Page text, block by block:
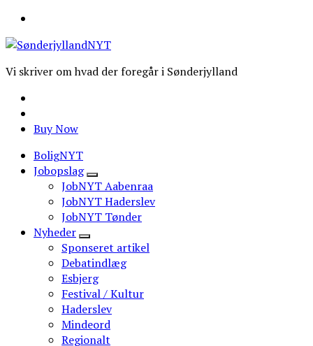
Vi skriver om hvad der foregår i Sønderjylland
Buy Now
BoligNYT
Jobopslag
JobNYT Aabenraa
JobNYT Haderslev
JobNYT Tønder
Nyheder
Sponseret artikel
Debatindlæg
Esbjerg
Festival / Kultur
Haderslev
Mindeord
Regionalt